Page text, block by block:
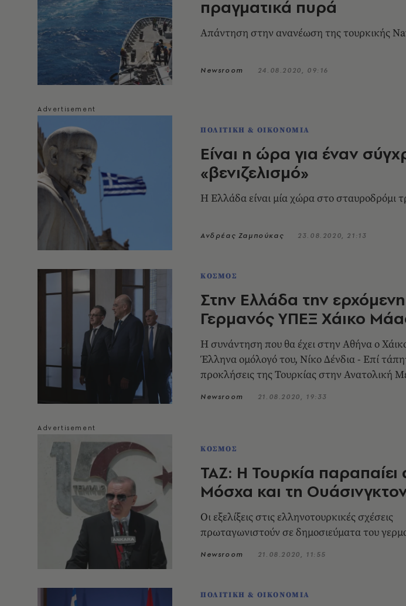
πραγματικά πυρά
Απάντηση στην ανανέωση της τουρκικής
Newsroom 24.08.2020, 09:16
ΠΟΛΙΤΙΚΗ & ΟΙΚΟΝΟΜΙΑ
Είναι η ώρα για έναν
«βενιζελισμό»
Η Ελλάδα είναι μία χώρα στο σταυροδρόμι
Ανδρέας Ζαμπούκας 23.08.2020, 21:13
ΚΟΣΜΟΣ
Στην Ελλάδα την
Γερμανός ΥΠΕΞ Χάικο
Η συνάντηση που θα έχει στην Αθήνα ο
Έλληνα ομόλογό του, Νίκο Δένδια - Επί
προκλήσεις της Τουρκίας στην Ανατολική
Newsroom 21.08.2020, 19:33
ΚΟΣΜΟΣ
TAZ: Η Τουρκία
Μόσχα και τη
Οι εξελίξεις στις ελληνοτουρκικές σχέσεις
πρωταγωνιστούν σε δημοσιεύματα του
Newsroom 21.08.2020, 11:55
ΠΟΛΙΤΙΚΗ & ΟΙΚΟΝΟΜΙΑ